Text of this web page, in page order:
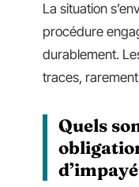
La situation
procédure
durablement.
traces,
Quels